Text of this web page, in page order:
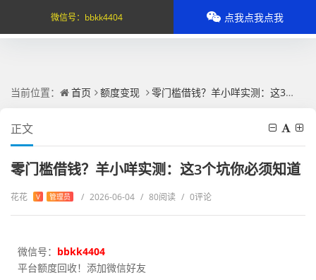
当前位置： 首页 额度变现 零门槛借钱？羊小咩实测：这3个坑你必须知道
正文
零门槛借钱？羊小咩实测：这3个坑你必须知道
花花 V 管理员 / 2026-06-04 / 80阅读 / 0评论
微信号： bbkk4404
平台额度回收！添加微信好友
微信号： bbkk4404 点我点我点我